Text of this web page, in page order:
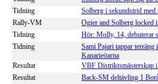
Tidning
Solberg i sekundstrid
Rally-VM
Ogier and Solberg
Tidning
Hör: Molly, 14, debuterar
Tidning
Sami Pajari tappar
Kanarieöarna
Resultat
VBF Distriktsmästerskap
Resultat
Back-SM deltävling 1